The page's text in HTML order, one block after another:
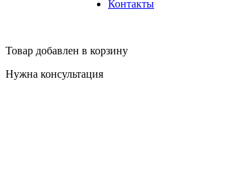
Контакты
Товар добавлен в корзину
Нужна консультация